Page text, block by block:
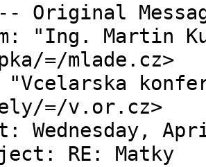
Original
"Ing. Martin
=/mlade.cz>
"Vcelarska
=/v.or.cz>
Wednesday,
RE: Matky